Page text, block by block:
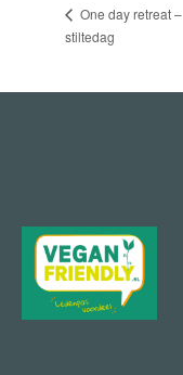
One day retreat –
stiltedag